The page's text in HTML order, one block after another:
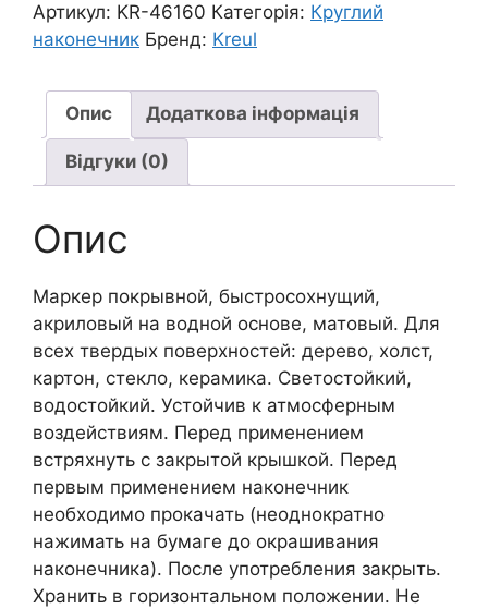
З
ВА,Маркер
Hobby
Line
1-
2мм
СВІТЛИЙ
кількість
Артикул: KR-46160 Категорія: Круглий
наконечник Бренд: Kreul
Опис Додаткова інформація
Відгуки (0)
Опис
Маркер покрывной, быстросохнущий,
акриловый на водной основе, матовый. Для
всех твердых поверхностей: дерево, холст,
картон, стекло, керамика. Светостойкий,
водостойкий. Устойчив к атмосферным
воздействиям. Перед применением
встряхнуть с закрытой крышкой. Перед
первым применением наконечник
необходимо прокачать (неоднократно
нажимать на бумаге до окрашивания
наконечника). После употребления закрыть.
Хранить в горизонтальном положении. Не